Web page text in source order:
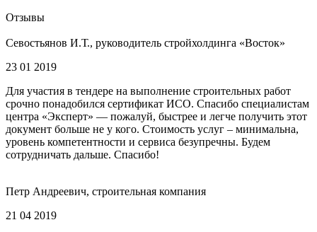
Отзывы
Севостьянов И.Т., руководитель стройхолдинга «Восток»
23 01 2019
Для участия в тендере на выполнение строительных работ
срочно понадобился сертификат ИСО. Спасибо специалистам
центра «Эксперт» — пожалуй, быстрее и легче получить этот
документ больше не у кого. Стоимость услуг – минимальна,
уровень компетентности и сервиса безупречны. Будем
сотрудничать дальше. Спасибо!
Петр Андреевич, строительная компания
21 04 2019